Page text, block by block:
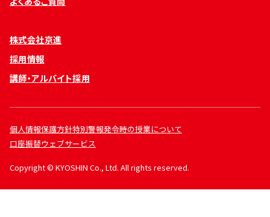
株式会社京進
採用情報
講師・アルバイト採用
個人情報保護方針特別警報発令時の授業について
口座振替ウェブサービス
Copyright © KYOSHIN Co., Ltd. All rights reserved.